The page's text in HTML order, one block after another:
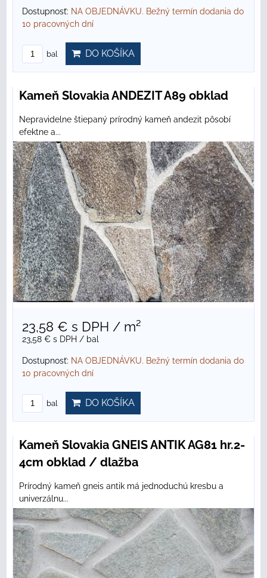
Dostupnosť: NA OBJEDNÁVKU. Bežný termín dodania do
10 pracovných dní
bal DO KOŠÍKA
Kameň Slovakia ANDEZIT A89 obklad
Nepravidelne štiepaný prírodný kameň andezit pôsobí
efektne a...
23,58 € s DPH / m²
23,58 € s DPH / bal
Dostupnosť: NA OBJEDNÁVKU. Bežný termín dodania do
10 pracovných dní
bal DO KOŠÍKA
Kameň Slovakia GNEIS ANTIK AG81 hr.2-
4cm obklad / dlažba
Prírodný kameň gneis antik má jednoduchú kresbu a
univerzálnu...